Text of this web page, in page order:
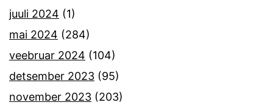
juuli 2024 (1)
mai 2024 (284)
veebruar 2024 (104)
detsember 2023 (95)
november 2023 (203)